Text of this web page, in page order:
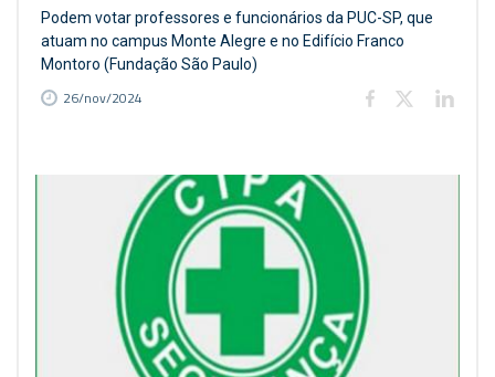
Podem votar professores e funcionários da PUC-SP, que
atuam no campus Monte Alegre e no Edifício Franco
Montoro (Fundação São Paulo)
26/nov/2024